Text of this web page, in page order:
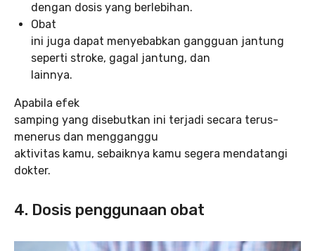
dengan dosis yang berlebihan.
Obat
ini juga dapat menyebabkan gangguan jantung
seperti stroke, gagal jantung, dan
lainnya.
Apabila efek
samping yang disebutkan ini terjadi secara terus-
menerus dan mengganggu
aktivitas kamu, sebaiknya kamu segera mendatangi
dokter.
4. Dosis penggunaan obat